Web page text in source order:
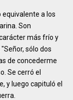
equivalente a los
Son
más frío y
sólo dos
de concederme
Se cerró el
y luego capituló el